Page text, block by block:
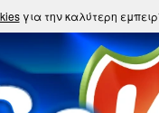
για την καλύτερη